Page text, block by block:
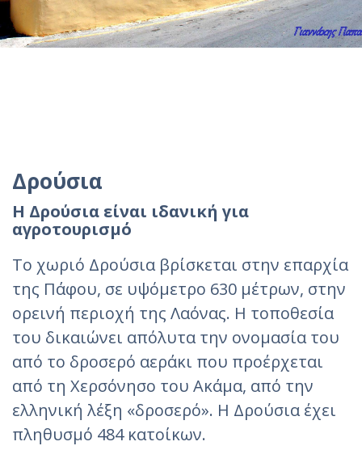
Δρούσια
Η Δρούσια είναι ιδανική για
αγροτουρισμό
Το χωριό Δρούσια βρίσκεται στην επαρχία
της Πάφου, σε υψόμετρο 630 μέτρων, στην
ορεινή περιοχή της Λαόνας. Η τοποθεσία
του δικαιώνει απόλυτα την ονομασία του
από το δροσερό αεράκι που προέρχεται
από τη Χερσόνησο του Ακάμα, από την
ελληνική λέξη «δροσερό». Η Δρούσια έχει
πληθυσμό 484 κατοίκων.